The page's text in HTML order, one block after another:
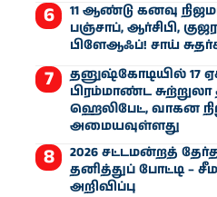
11 ஆண்டு கனவு
பஞ்சாப், ஆர்சிபி,
பிளேஆஃப்! சாய்
தனுஷ்கோடியில் 17
பிரம்மாண்ட சுற்றுலா
ஹெலிபேட், வாகன
அமையவுள்ளது
2026 சட்டமன்றத்
தனித்துப் போட்டி –
அறிவிப்பு